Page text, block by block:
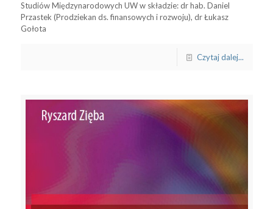
Studiów Międzynarodowych UW w składzie: dr hab. Daniel
Przastek (Prodziekan ds. finansowych i rozwoju), dr Łukasz
Gołota
Czytaj dalej...